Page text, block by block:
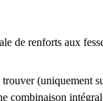
de renforts aux
(uniquement